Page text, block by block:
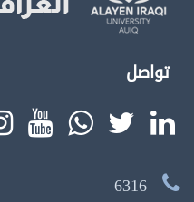
تواصل
6316